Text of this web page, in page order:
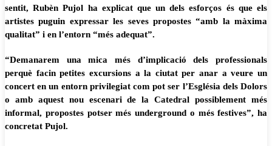
sentit, Rubèn Pujol ha explicat que un dels esforços és que els
artistes puguin expressar les seves propostes “amb la màxima
qualitat” i en l’entorn “més adequat”.
“Demanarem una mica més d’implicació dels professionals
perquè facin petites excursions a la ciutat per anar a veure un
concert en un entorn privilegiat com pot ser l’Església dels Dolors
o amb aquest nou escenari de la Catedral possiblement més
informal, propostes potser més underground o més festives”, ha
concretat Pujol.